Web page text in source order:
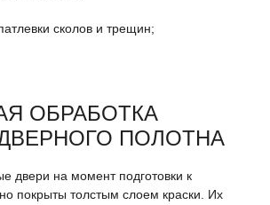
сколов и трещин;
ОБРАБОТКА
ПОЛОТНА
двери на момент подготовки к
покрыты толстым слоем краски. Их